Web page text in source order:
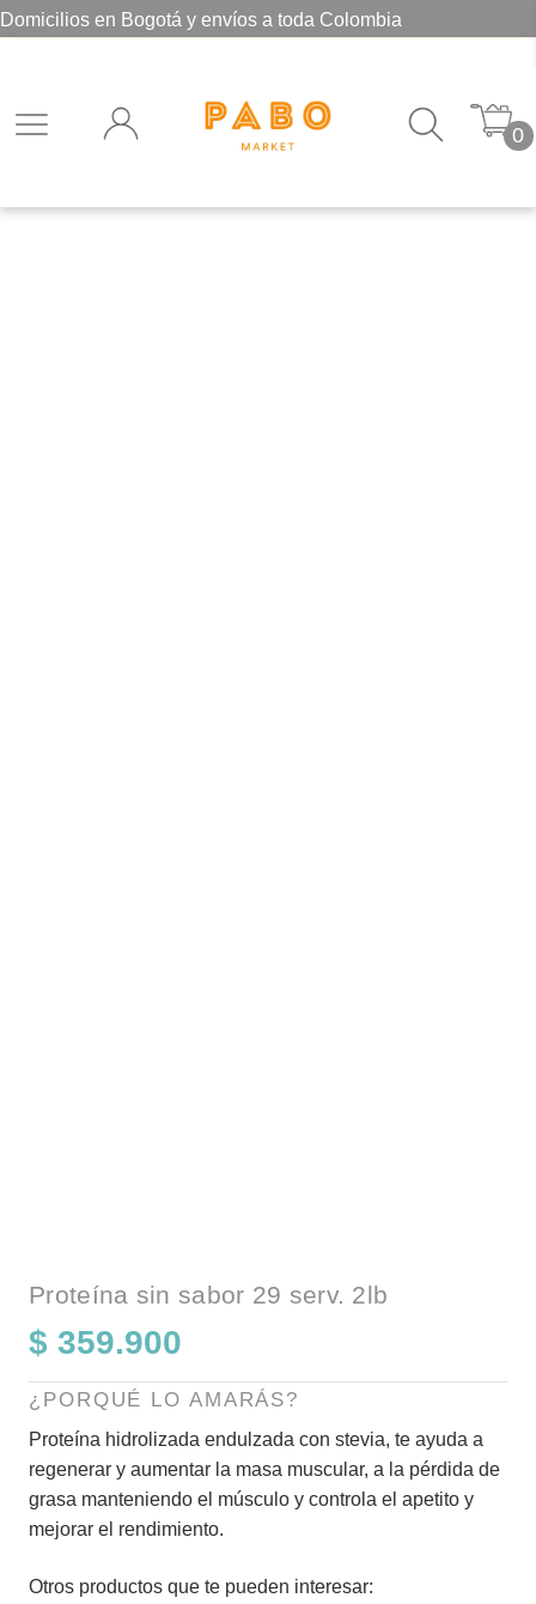
Domicilios en Bogotá y envíos a toda Colombia
0
Proteína sin sabor 29 serv. 2lb
$ 359.900
¿PORQUÉ LO AMARÁS?
Proteína hidrolizada endulzada con stevia, te ayuda a
regenerar y aumentar la masa muscular, a la pérdida de
grasa manteniendo el músculo y controla el apetito y
mejorar el rendimiento.
Otros productos que te pueden interesar: